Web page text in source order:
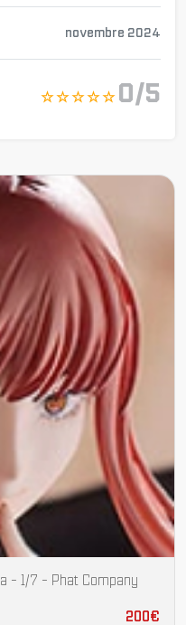
novembre 2024
☆ ☆ ☆ ☆ ☆ 0/5
- 1/7 - Phat Company
200€